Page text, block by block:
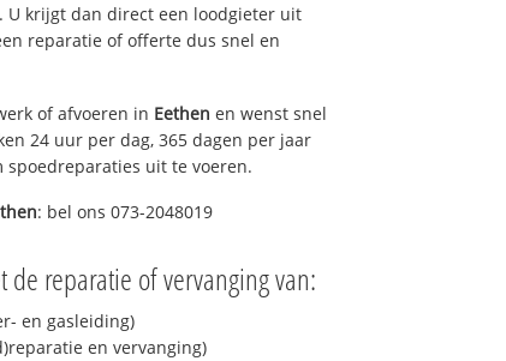
U krijgt dan direct een loodgieter uit
reparatie of offerte dus snel en
of afvoeren in Eethen en wenst snel
24 uur per dag, 365 dagen per jaar
uit te voeren.
: bel ons 073-2048019
de reparatie of vervanging van:
en gasleiding)
en vervanging)